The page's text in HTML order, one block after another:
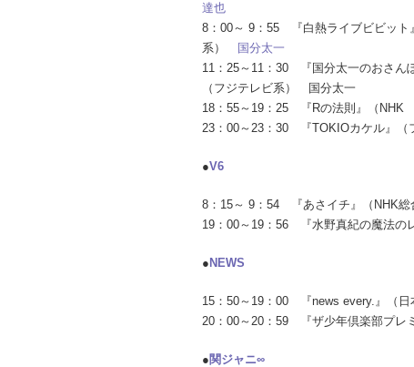
達也
8：00～ 9：55 『白熱ライブビビット
系）
国分太一
11：25～11：30 『国分太一のおさん
（フジテレビ系） 国分太一
18：55～19：25 『Rの法則』（
23：00～23：30 『TOKIOカケル』（
●V6
8：15～ 9：54 『あさイチ』（NHK
19：00～19：56 『水野真紀の魔法の
● NEWS
15：50～19：00 『news every.』（
20：00～20：59 『ザ少年倶楽部プレ
● 関ジャニ∞